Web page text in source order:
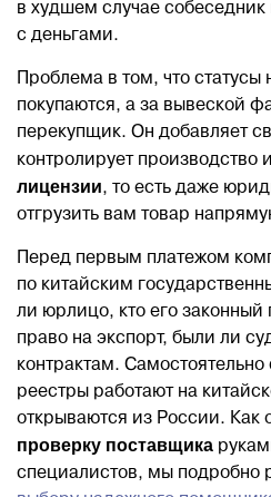
в худшем случае собеседник
с деньгами.
Проблема в том, что статусы
покупаются, а за вывеской
перекупщик. Он добавляет
контролирует производство
лицензии, то есть даже
отгрузить вам товар
Перед первым платежом
по китайским
ли юрлицо, кто его законный
право на экспорт, были ли
контрактам. Самостоятельно
реестры работают на
открываются из России. Как
проверку поставщика
специалистов, мы подробно